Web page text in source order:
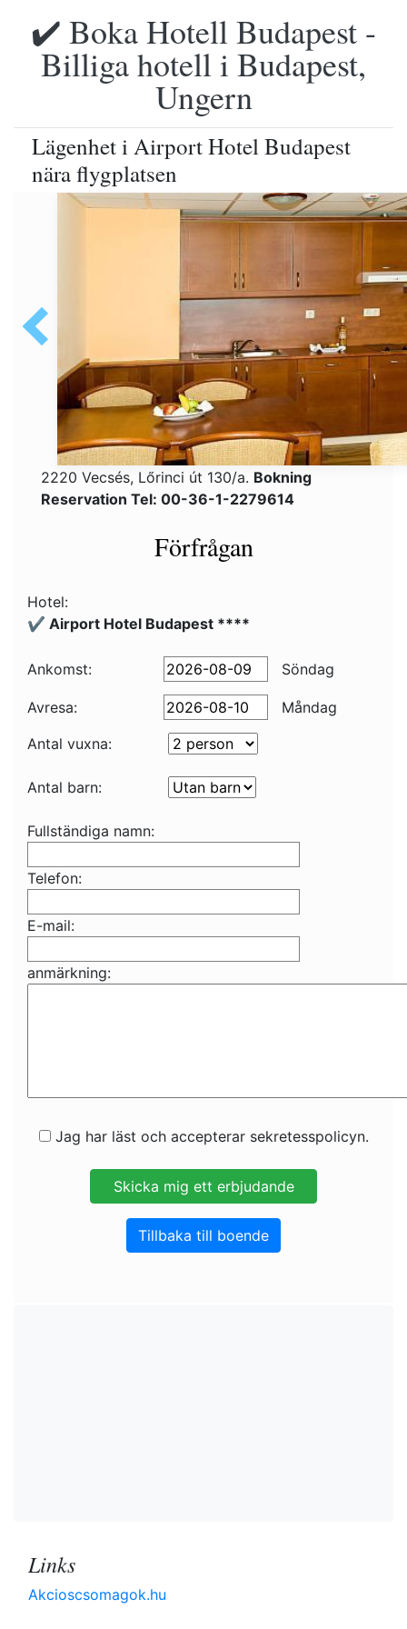
✔️ Boka Hotell Budapest -
Billiga hotell i Budapest,
Ungern
Lägenhet i Airport Hotel Budapest
nära flygplatsen
2220 Vecsés, Lőrinci út 130/a. Bokning
Reservation Tel: 00-36-1-2279614
Förfrågan
Hotel:
✔️ Airport Hotel Budapest ****
Ankomst: Söndag
Avresa:
Måndag
Antal vuxna:
Antal barn:
Fullständiga namn:
Telefon:
E-mail:
anmärkning:
Jag har läst och accepterar sekretesspolicyn.
Tillbaka till boende
Links
Akcioscsomagok.hu